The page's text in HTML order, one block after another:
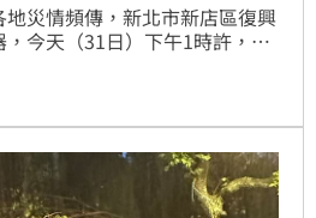
災情頻傳，新北市新店區復興
今天（31日）下午1時許，因
上警力到場，前往處理，現場
來處理，台電表示新店區目前
員處理。記者莊淇鈞／新北報